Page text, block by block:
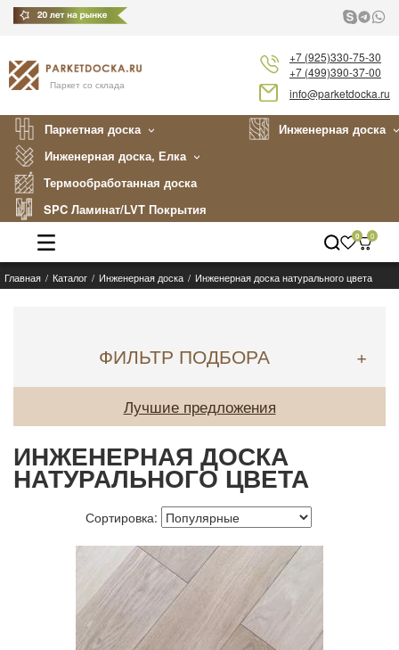
Паркет со склада
+7 (925)330-75-30
+7 (499)390-37-00
info@parketdocka.ru
Паркетная доска
Инженерная доска
Инженерная доска, Елка
Термообработанная доска
SPC Ламинат/LVT Покрытия
Каталог
Примеры работ
О нас
Покупателям
0 0
Главная Каталог Инженерная доска Инженерная доска натурального цвета
ФИЛЬТР ПОДБОРА +
Лучшие предложения
ИНЖЕНЕРНАЯ ДОСКА
НАТУРАЛЬНОГО ЦВЕТА
Сортировка: